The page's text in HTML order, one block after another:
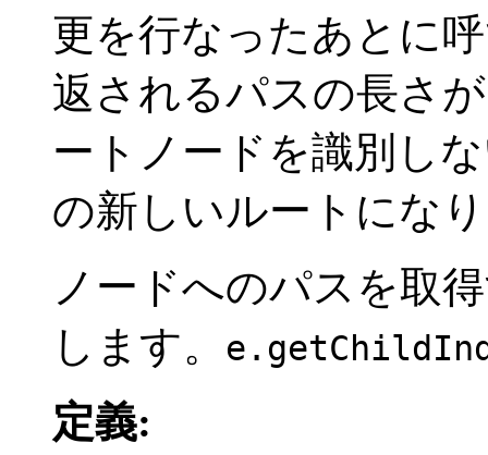
更を行なったあとに
返されるパスの長さ
ートノードを識別し
の新しいルートにな
ノードへのパスを取
します。
定義: